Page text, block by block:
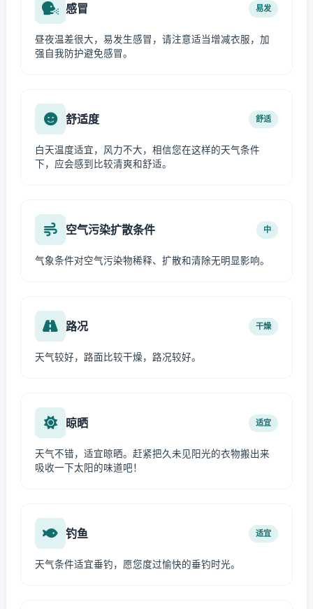
感冒 易发
昼夜温差很大，易发生感冒，请注意适当增减衣服，加
强自我防护避免感冒。
舒适度 舒适
白天温度适宜，风力不大，相信您在这样的天气条件
下，应会感到比较清爽和舒适。
空气污染扩散条件 中
气象条件对空气污染物稀释、扩散和清除无明显影响。
路况 干燥
天气较好，路面比较干燥，路况较好。
晾晒 适宜
天气不错，适宜晾晒。赶紧把久未见阳光的衣物搬出来
吸收一下太阳的味道吧！
钓鱼 适宜
天气条件适宜垂钓，愿您度过愉快的垂钓时光。